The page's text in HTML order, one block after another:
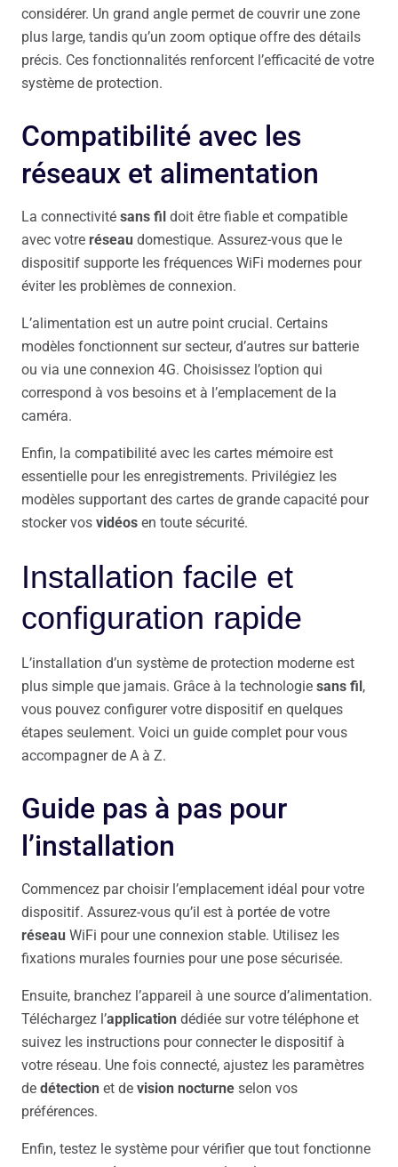
considérer. Un grand angle permet de couvrir une zone
plus large, tandis qu’un zoom optique offre des détails
précis. Ces fonctionnalités renforcent l’efficacité de votre
système de protection.
Compatibilité avec les
réseaux et alimentation
La connectivité sans fil doit être fiable et compatible
avec votre réseau domestique. Assurez-vous que le
dispositif supporte les fréquences WiFi modernes pour
éviter les problèmes de connexion.
L’alimentation est un autre point crucial. Certains
modèles fonctionnent sur secteur, d’autres sur batterie
ou via une connexion 4G. Choisissez l’option qui
correspond à vos besoins et à l’emplacement de la
caméra.
Enfin, la compatibilité avec les cartes mémoire est
essentielle pour les enregistrements. Privilégiez les
modèles supportant des cartes de grande capacité pour
stocker vos vidéos en toute sécurité.
Installation facile et
configuration rapide
L’installation d’un système de protection moderne est
plus simple que jamais. Grâce à la technologie sans fil,
vous pouvez configurer votre dispositif en quelques
étapes seulement. Voici un guide complet pour vous
accompagner de A à Z.
Guide pas à pas pour
l’installation
Commencez par choisir l’emplacement idéal pour votre
dispositif. Assurez-vous qu’il est à portée de votre
réseau WiFi pour une connexion stable. Utilisez les
fixations murales fournies pour une pose sécurisée.
Ensuite, branchez l’appareil à une source d’alimentation.
Téléchargez l’application dédiée sur votre téléphone et
suivez les instructions pour connecter le dispositif à
votre réseau. Une fois connecté, ajustez les paramètres
de détection et de vision nocturne selon vos
préférences.
Enfin, testez le système pour vérifier que tout fonctionne